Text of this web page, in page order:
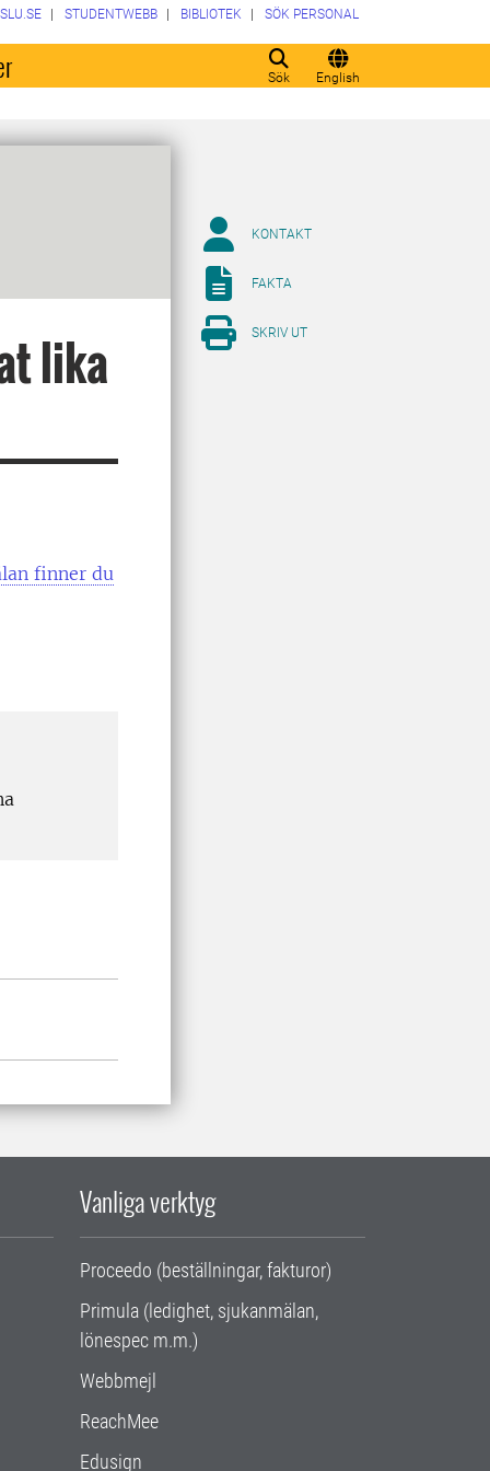
Sök English
SLU.SE STUDENTWEBB BIBLIOTEK SÖK PERSONAL
lika
finner du
KONTAKT
FAKTA
SKRIV UT
Vanliga verktyg
Proceedo (beställningar, fakturor)
Primula (ledighet, sjukanmälan,
lönespec m.m.)
Webbmejl
ReachMee
Edusign